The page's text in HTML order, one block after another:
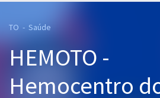
Cursos 20% OFF
TO - Saúde
HEMOTO -
Hemocentro